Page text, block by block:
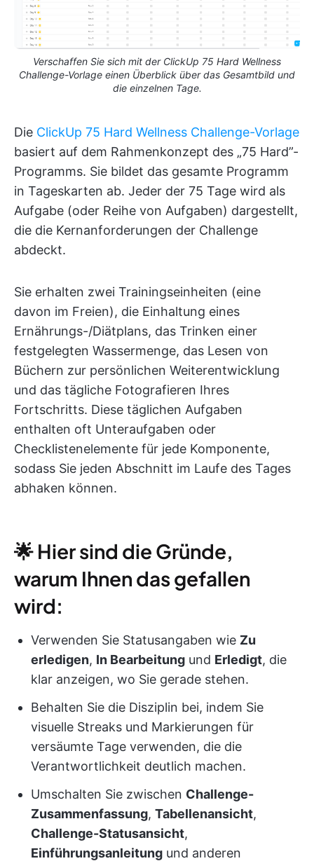
Verschaffen Sie sich mit der ClickUp 75 Hard Wellness
Challenge-Vorlage einen Überblick über das Gesamtbild und
die einzelnen Tage.
Die ClickUp 75 Hard Wellness Challenge-Vorlage
basiert auf dem Rahmenkonzept des „75 Hard”-
Programms. Sie bildet das gesamte Programm
in Tageskarten ab. Jeder der 75 Tage wird als
Aufgabe (oder Reihe von Aufgaben) dargestellt,
die die Kernanforderungen der Challenge
abdeckt.
Sie erhalten zwei Trainingseinheiten (eine
davon im Freien), die Einhaltung eines
Ernährungs-/Diätplans, das Trinken einer
festgelegten Wassermenge, das Lesen von
Büchern zur persönlichen Weiterentwicklung
und das tägliche Fotografieren Ihres
Fortschritts. Diese täglichen Aufgaben
enthalten oft Unteraufgaben oder
Checklistenelemente für jede Komponente,
sodass Sie jeden Abschnitt im Laufe des Tages
abhaken können.
🌟 Hier sind die Gründe,
warum Ihnen das gefallen
wird:
Verwenden Sie Statusangaben wie Zu
erledigen, In Bearbeitung und Erledigt, die
klar anzeigen, wo Sie gerade stehen.
Behalten Sie die Disziplin bei, indem Sie
visuelle Streaks und Markierungen für
versäumte Tage verwenden, die die
Verantwortlichkeit deutlich machen.
Umschalten Sie zwischen Challenge-
Zusammenfassung, Tabellenansicht,
Challenge-Statusansicht,
Einführungsanleitung und anderen